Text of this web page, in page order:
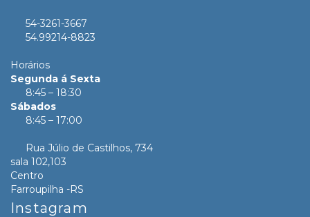
54-3261-3667
54.99214-8823
Horários
Segunda á Sexta
8:45 – 18:30
Sábados
8:45 – 17:00
Rua Júlio de Castilhos, 734
sala 102,103
Centro
Farroupilha -RS
Instagram